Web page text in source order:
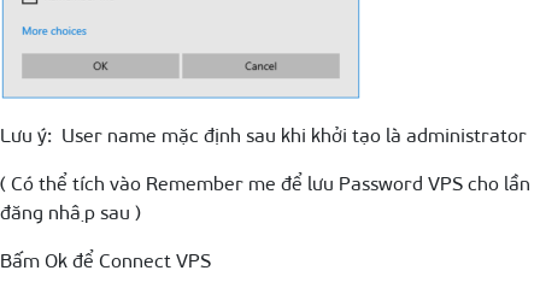
Lưu ý: User name mặc định sau khi khởi tạo là administrator
( Có thể tích vào Remember me để lưu Password VPS cho lần
đăng nhập sau )
Bấm Ok để Connect VPS